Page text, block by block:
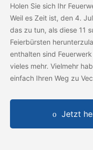
Holen Sie sich Ihr
Weil es Zeit ist, den 4.
das zu tun, als diese 11
Feierbürsten
enthalten sind
vieles mehr. Vielmehr
einfach Ihren Weg zu
Jetzt